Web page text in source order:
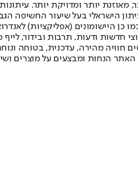
יותר ומדויקת יותר.
פורסמה ב-30 ביולי 2007, וב-2010 הפך "ישראל
חדשות ודעות, תרבות ובידור,
חוויה מהירה, עדכנית,
הנחות ומבצעים על מוצרים